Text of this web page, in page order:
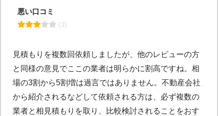
悪い口コミ
(3)
見積もりを複数回依頼しましたが、他のレビューの方
と同様の意見でここの業者は明らかに割高ですね。相
場の3割から5割増は過言ではありません。不動産会社
から紹介されるなどして依頼される方は、必ず複数の
業者と相見積もりを取り、比較検討されることをおす